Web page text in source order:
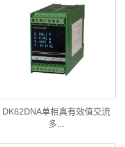
DK62DNA单相真有效值交流
多...